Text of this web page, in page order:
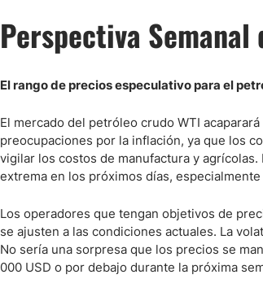
Perspectiva
El rango de precios especulativo para el
El mercado del petróleo crudo WTI
preocupaciones por la inflación, ya que los
vigilar los costos de manufactura y
extrema en los próximos días,
Los operadores que tengan objetivos de
se ajusten a las condiciones actuales. La
No sería una sorpresa que los precios se
000 USD o por debajo durante la próxima